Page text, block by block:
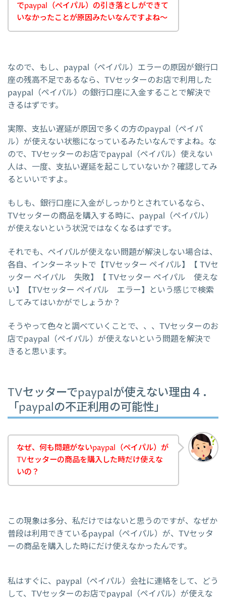
でpaypal（ペイパル）の引き落としができて
いなかったことが原因みたいなんですよね～
なので、もし、paypal（ペイパル）エラーの原因が銀行口
座の残高不足であるなら、TVセッターのお店で利用した
paypal（ペイパル）の銀行口座に入金することで解決で
きるはずです。
実際、支払い遅延が原因で多くの方のpaypal（ペイパ
ル）が使えない状態になっているみたいなんですよね。な
ので、TVセッターのお店でpaypal（ペイパル）使えない
人は、一度、支払い遅延を起こしていないか？確認してみ
るといいですよ。
もしも、銀行口座に入金がしっかりとされているなら、
TVセッターの商品を購入する時に、paypal（ペイパル）
が使えないという状況ではなくなるはずです。
それでも、ペイパルが使えない問題が解決しない場合は、
各自、インターネットで【TVセッター ペイパル】【 TVセ
ッター ペイパル 失敗】【 TVセッター ペイパル 使えな
い】【TVセッター ペイパル エラー】という感じで検索
してみてはいかがでしょうか？
そうやって色々と調べていくことで、、、TVセッターのお
店でpaypal（ペイパル）が使えないという問題を解決で
きると思います。
TVセッターでpaypalが使えない理由４．
「paypalの不正利用の可能性」
なぜ、何も問題がないpaypal（ペイパル）が
TVセッターの商品を購入した時だけ使えな
いの？
この現象は多分、私だけではないと思うのですが、なぜか
普段は利用できているpaypal（ペイパル）が、TVセッタ
ーの商品を購入した時にだけ使えなかったんです。
私はすぐに、paypal（ペイパル）会社に連絡をして、どう
して、TVセッターのお店でpaypal（ペイパル）が使えな